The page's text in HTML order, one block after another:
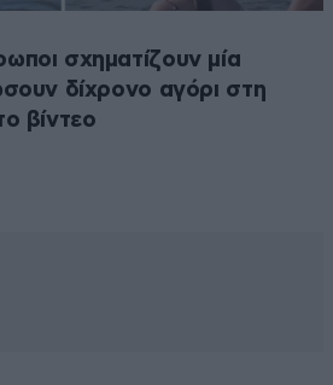
σχηματίζουν μία
δίχρονο αγόρι στη
βίντεο